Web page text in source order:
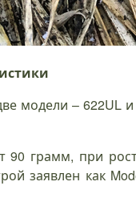
модели – 622UL
90 грамм, при
заявлен как